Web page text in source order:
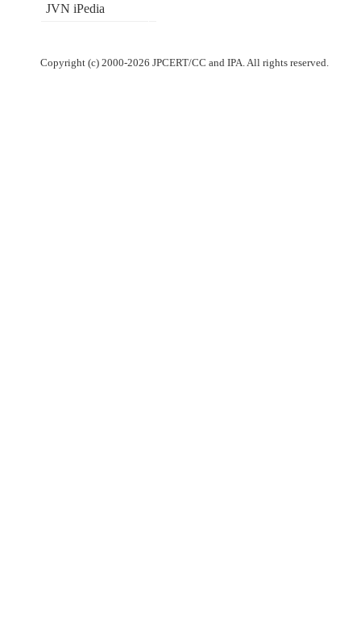
JVN iPedia
Copyright (c) 2000-2026 JPCERT/CC and IPA. All rights reserved.